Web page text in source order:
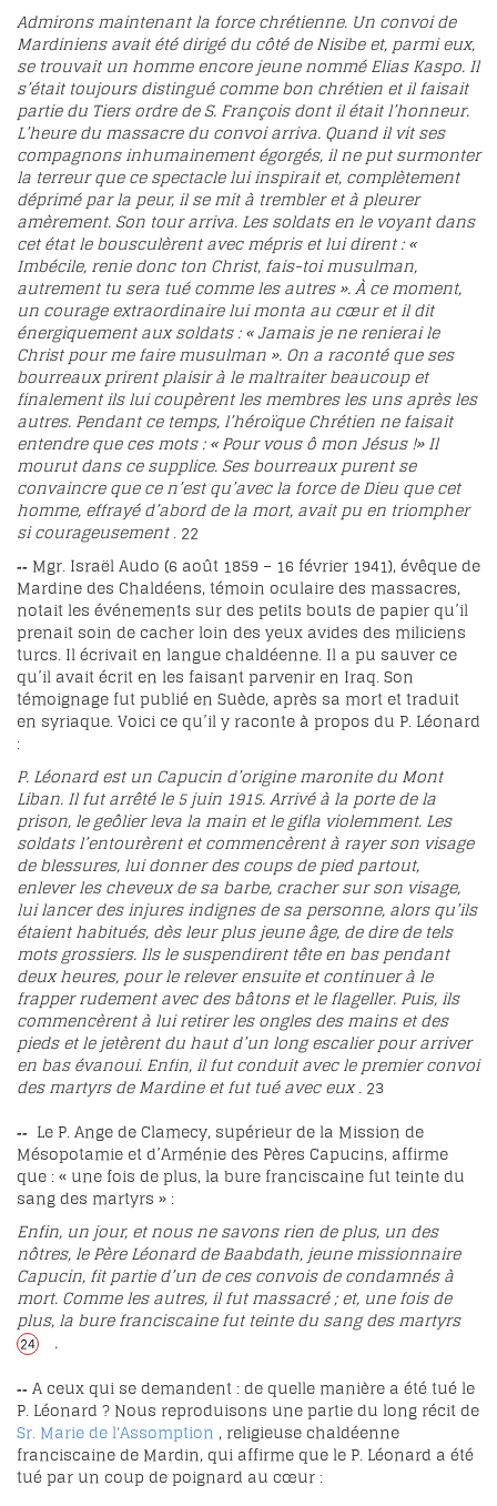
Admirons maintenant la force chrétienne. Un convoi de
Mardiniens avait été dirigé du côté de Nisibe et, parmi eux,
se trouvait un homme encore jeune nommé Elias Kaspo. Il
s’était toujours distingué comme bon chrétien et il faisait
partie du Tiers ordre de S. François dont il était l’honneur.
L’heure du massacre du convoi arriva. Quand il vit ses
compagnons inhumainement égorgés, il ne put surmonter
la terreur que ce spectacle lui inspirait et, complètement
déprimé par la peur, il se mit à trembler et à pleurer
amèrement. Son tour arriva. Les soldats en le voyant dans
cet état le bousculèrent avec mépris et lui dirent : «
Imbécile, renie donc ton Christ, fais-toi musulman,
autrement tu sera tué comme les autres ». À ce moment,
un courage extraordinaire lui monta au cœur et il dit
énergiquement aux soldats : « Jamais je ne renierai le
Christ pour me faire musulman ». On a raconté que ses
bourreaux prirent plaisir à le maltraiter beaucoup et
finalement ils lui coupèrent les membres les uns après les
autres. Pendant ce temps, l’héroïque Chrétien ne faisait
entendre que ces mots : « Pour vous ô mon Jésus !» Il
mourut dans ce supplice. Ses bourreaux purent se
convaincre que ce n’est qu’avec la force de Dieu que cet
homme, effrayé d’abord de la mort, avait pu en triompher
si courageusement.22
-- Mgr. Israël Audo (6 août 1859 – 16 février 1941), évêque de
Mardine des Chaldéens, témoin oculaire des massacres,
notait les événements sur des petits bouts de papier qu’il
prenait soin de cacher loin des yeux avides des miliciens
turcs. Il écrivait en langue chaldéenne. Il a pu sauver ce
qu’il avait écrit en les faisant parvenir en Iraq. Son
témoignage fut publié en Suède, après sa mort et traduit
en syriaque. Voici ce qu’il y raconte à propos du P. Léonard
:
P. Léonard est un Capucin d’origine maronite du Mont
Liban. Il fut arrêté le 5 juin 1915. Arrivé à la porte de la
prison, le geôlier leva la main et le gifla violemment. Les
soldats l’entourèrent et commencèrent à rayer son visage
de blessures, lui donner des coups de pied partout,
enlever les cheveux de sa barbe, cracher sur son visage,
lui lancer des injures indignes de sa personne, alors qu’ils
étaient habitués, dès leur plus jeune âge, de dire de tels
mots grossiers. Ils le suspendirent tête en bas pendant
deux heures, pour le relever ensuite et continuer à le
frapper rudement avec des bâtons et le flageller. Puis, ils
commencèrent à lui retirer les ongles des mains et des
pieds et le jetèrent du haut d’un long escalier pour arriver
en bas évanoui. Enfin, il fut conduit avec le premier convoi
des martyrs de Mardine et fut tué avec eux.23
-- Le P. Ange de Clamecy, supérieur de la Mission de
Mésopotamie et d’Arménie des Pères Capucins, affirme
que : « une fois de plus, la bure franciscaine fut teinte du
sang des martyrs » :
Enfin, un jour, et nous ne savons rien de plus, un des
nôtres, le Père Léonard de Baabdath, jeune missionnaire
Capucin, fit partie d’un de ces convois de condamnés à
mort. Comme les autres, il fut massacré ; et, une fois de
plus, la bure franciscaine fut teinte du sang des martyrs
24 .
-- A ceux qui se demandent : de quelle manière a été tué le
P. Léonard ? Nous reproduisons une partie du long récit de
Sr. Marie de l'Assomption, religieuse chaldéenne
franciscaine de Mardin, qui affirme que le P. Léonard a été
tué par un coup de poignard au cœur :